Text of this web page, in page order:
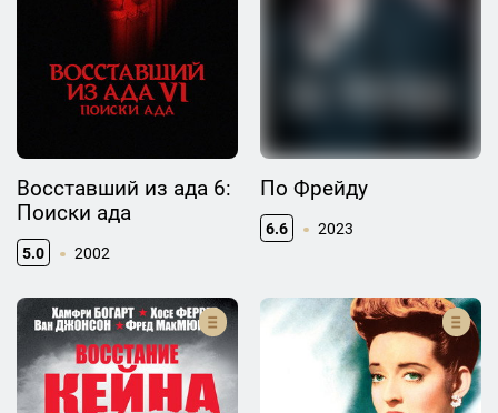
Восставший из ада 6:
Поиски ада
5.0 2002
По Фрейду
6.6 2023